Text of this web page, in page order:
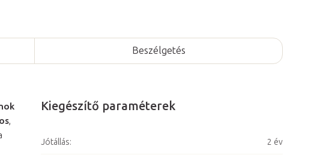
Beszélgetés
,
Kiegészítő paraméterek
Jótállás: 2 év